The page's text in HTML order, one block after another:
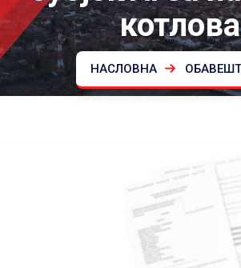
котлова
НАСЛОВНА